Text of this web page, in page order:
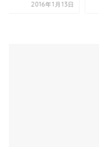
2016年1月13日